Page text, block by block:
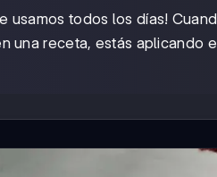
usamos todos los días!
una receta, estás aplicando